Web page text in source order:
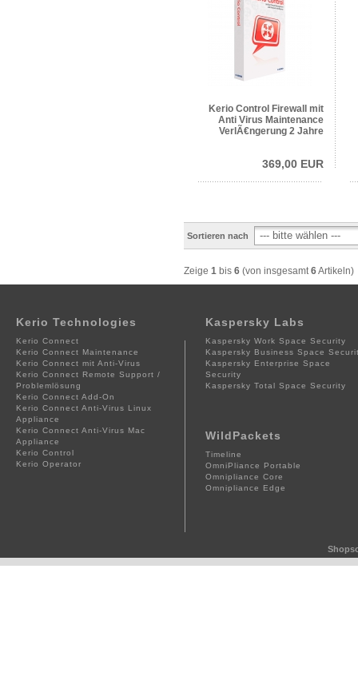
Kerio Control Firewall mit
Anti Virus Maintenance
VerlÃ€ngerung 2 Jahre
369,00 EUR
Sortieren nach
Zeige 1 bis 6 (von insgesamt 6Artikeln)
Kerio Technologies
Kerio Connect
Kerio Connect Maintenance
Kerio Connect mit Anti-Virus
Kerio Connect Remote Support /
Problemlösung
Kerio Connect Add-On
Kerio Connect Anti-Virus Linux
Appliance
Kerio Connect Anti-Virus Mac
Appliance
Kerio Control
Kerio Operator
Kaspersky Labs
Kaspersky Work Space Security
Kaspersky Business Space
Kaspersky Enterprise Space
Security
Kaspersky Total Space Security
WildPackets
Timeline
OmniPliance Portable
Omnipliance Core
Omnipliance Edge